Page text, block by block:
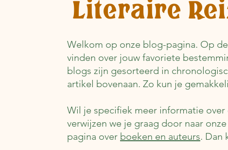
Literaire
Welkom op onze blog-pagina. Op
vinden over jouw favoriete
blogs zijn gesorteerd in
artikel bovenaan. Zo kun je
Wil je specifiek meer informatie
verwijzen we je graag door naar onze
pagina over boeken en auteurs. Dan